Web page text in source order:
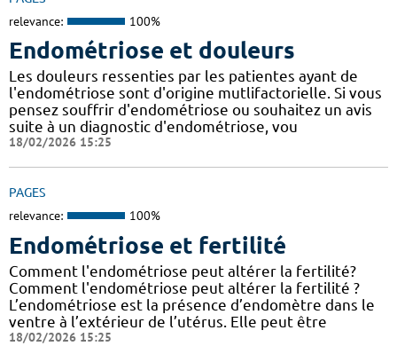
relevance: 100%
Endométriose et douleurs
Les douleurs ressenties par les patientes ayant de
l'endométriose sont d'origine mutlifactorielle. Si vous
pensez souffrir d'endométriose ou souhaitez un avis
suite à un diagnostic d'endométriose, vou
18/02/2026 15:25
PAGES
relevance: 100%
Endométriose et fertilité
Comment l'endométriose peut altérer la fertilité?
Comment l'endométriose peut altérer la fertilité ?
L’endométriose est la présence d’endomètre dans le
ventre à l’extérieur de l’utérus. Elle peut être
18/02/2026 15:25